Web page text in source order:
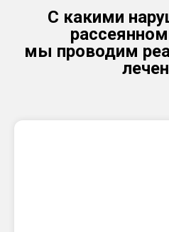
С какими
мы проводим